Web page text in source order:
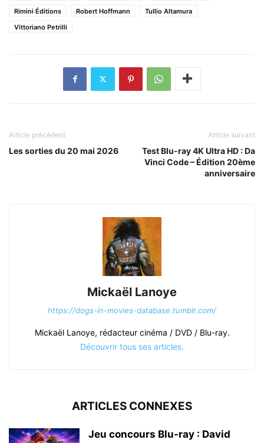
Rimini Éditions
Robert Hoffmann
Tullio Altamura
Vittoriano Petrilli
Article précédent
Les sorties du 20 mai 2026
Article suivant
Test Blu-ray 4K Ultra HD : Da
Vinci Code – Édition 20ème
anniversaire
Mickaël Lanoye
https://dogs-in-movies-database.tumblr.com/
Mickaël Lanoye, rédacteur cinéma / DVD / Blu-ray.
Découvrir tous ses articles.
ARTICLES CONNEXES
Jeu concours Blu-ray : David